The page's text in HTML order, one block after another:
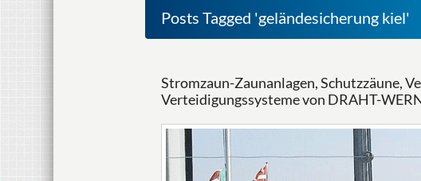
Posts Tagged 'geländesicherung kiel'
Stromzaun-Zaunanlagen, Schutzzäune,
Verteidigungssysteme von DRAHT-